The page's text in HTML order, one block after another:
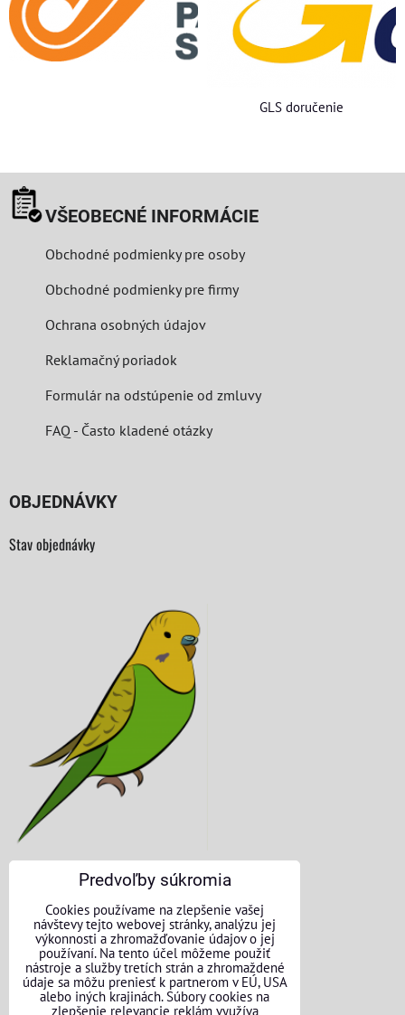
GLS doručenie
VŠEOBECNÉ INFORMÁCIE
Obchodné podmienky pre osoby
Obchodné podmienky pre firmy
Ochrana osobných údajov
Reklamačný poriadok
Formulár na odstúpenie od zmluvy
FAQ - Často kladené otázky
OBJEDNÁVKY
Stav objednávky
KONTAKTNÉ ÚDAJE
O nás
Kontakt
Požičovňa náradia
Predvoľby súkromia
Cookies používame na zlepšenie vašej
návštevy tejto webovej stránky, analýzu jej
výkonnosti a zhromažďovanie údajov o jej
používaní. Na tento účel môžeme použiť
nástroje a služby tretích strán a zhromaždené
údaje sa môžu preniesť k partnerom v EÚ, USA
alebo iných krajinách. Súbory cookies na
zlepšenie relevancie reklám využíva